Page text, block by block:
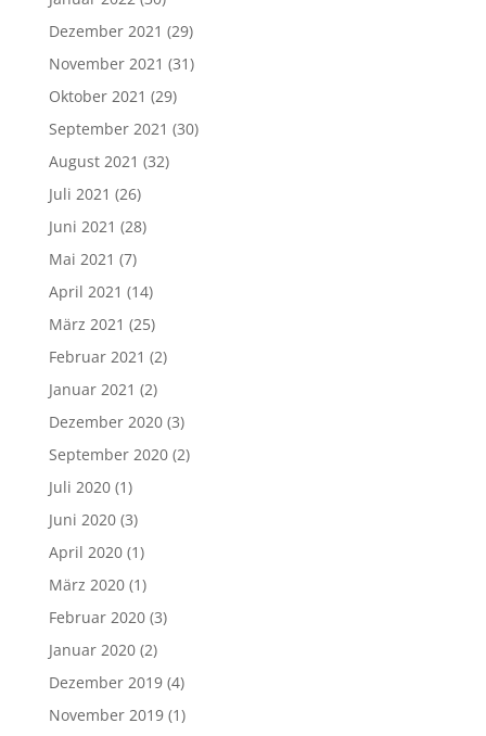
Dezember 2021 (29)
November 2021 (31)
Oktober 2021 (29)
September 2021 (30)
August 2021 (32)
Juli 2021 (26)
Juni 2021 (28)
Mai 2021 (7)
April 2021 (14)
März 2021 (25)
Februar 2021 (2)
Januar 2021 (2)
Dezember 2020(3)
September 2020(2)
Juli 2020(1)
Juni 2020(3)
April 2020(1)
März 2020(1)
Februar 2020(3)
Januar 2020(2)
Dezember 2019(4)
November 2019(1)